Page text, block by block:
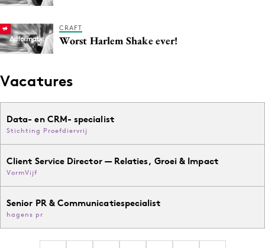
CRAFT
Worst Harlem Shake ever!
Vacatures
Data- en CRM- specialist
Stichting Proefdiervrij
Client Service Director — Relaties, Groei & Impact
VormVijf
Senior PR & Communicatiespecialist
hagens pr